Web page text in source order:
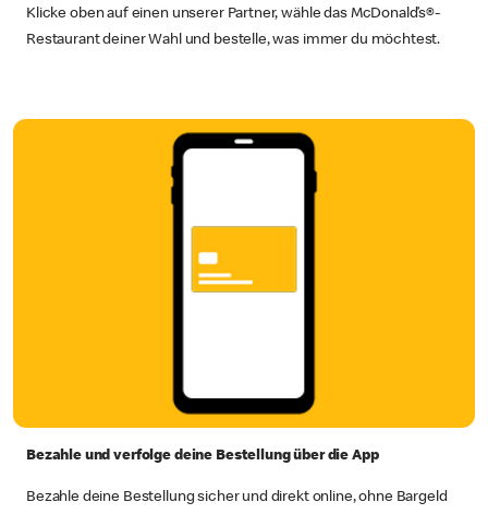
Klicke oben auf einen unserer Partner, wähle das McDonald’s®-
Restaurant deiner Wahl und bestelle, was immer du möchtest.
Bezahle und verfolge deine Bestellung über die App
Bezahle deine Bestellung sicher und direkt online, ohne Bargeld